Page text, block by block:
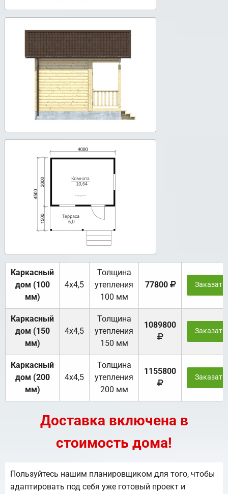
Каркасный
дом (100
мм)
4х4,5
Толщина
утепления
100 мм
77800 Заказать
Каркасный
дом (150
мм)
4х4,5
Толщина
утепления
150 мм
1089800
Заказать
Каркасный
дом (200
мм)
4х4,5
Толщина
утепления
200 мм
1155800
Заказать
Доставка включена в
стоимость дома!
Пользуйтесь нашим планировщиком для того, чтобы
адаптировать под себя уже готовый проект и